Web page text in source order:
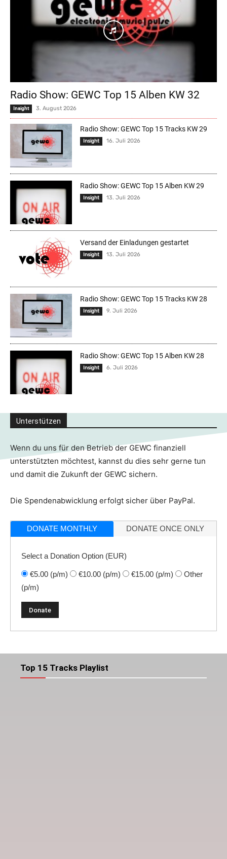
Radio Show: GEWC Top 15 Alben KW 32
Insight 3. August 2026
Radio Show: GEWC Top 15 Tracks KW 29
Insight 16. Juli 2026
Radio Show: GEWC Top 15 Alben KW 29
Insight 13. Juli 2026
Versand der Einladungen gestartet
Insight 13. Juli 2026
Radio Show: GEWC Top 15 Tracks KW 28
Insight 9. Juli 2026
Radio Show: GEWC Top 15 Alben KW 28
Insight 6. Juli 2026
Unterstützen
Wenn du uns für den Betrieb der GEWC finanziell
unterstützten möchtest, kannst du dies sehr gerne tun
und damit die Zukunft der GEWC sichern.
Die Spendenabwicklung erfolgt sicher über PayPal.
DONATE MONTHLY DONATE ONCE ONLY
Select a Donation Option (EUR)
€5.00 (p/m) €10.00 (p/m) €15.00 (p/m)
Other
(p/m)
Top 15 Tracks Playlist